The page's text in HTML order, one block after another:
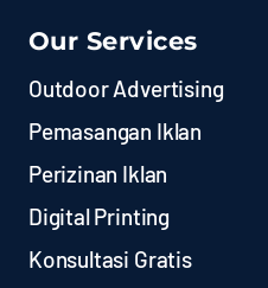
Our Services
Outdoor Advertising
Pemasangan Iklan
Perizinan Iklan
Digital Printing
Konsultasi Gratis